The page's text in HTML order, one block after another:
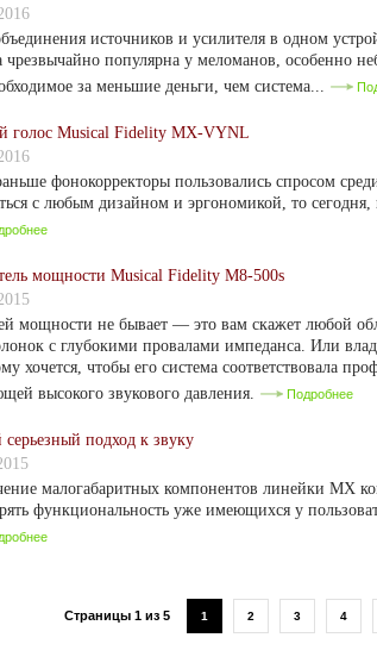
источников и усилителя в одном
чрезвычайно популярна у меломанов, особенно
за меньшие деньги, чем система...
голос Musical Fidelity MX-VYNL
фонокорректоры пользовались спросом
с любым дизайном и эргономикой, то сегодня,
мощности Musical Fidelity M8-500s
мощности не бывает — это вам скажет любой
с глубокими провалами импеданса. Или
хочется, чтобы его система соответствовала
высокого звукового давления.
Подробнее
подход к звуку
малогабаритных компонентов линейки MX
функциональность уже имеющихся у
Страницы 1 из 5 1 2 3 4